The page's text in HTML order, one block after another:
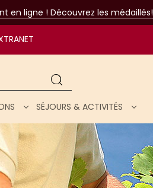
en ligne ! Découvrez les médaillés!
Chercher
SÉJOURS & ACTIVITÉS